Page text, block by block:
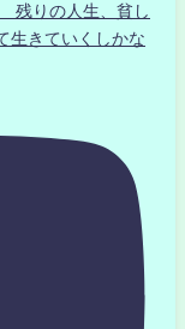
残りの人生、貧し
生きていくしかな